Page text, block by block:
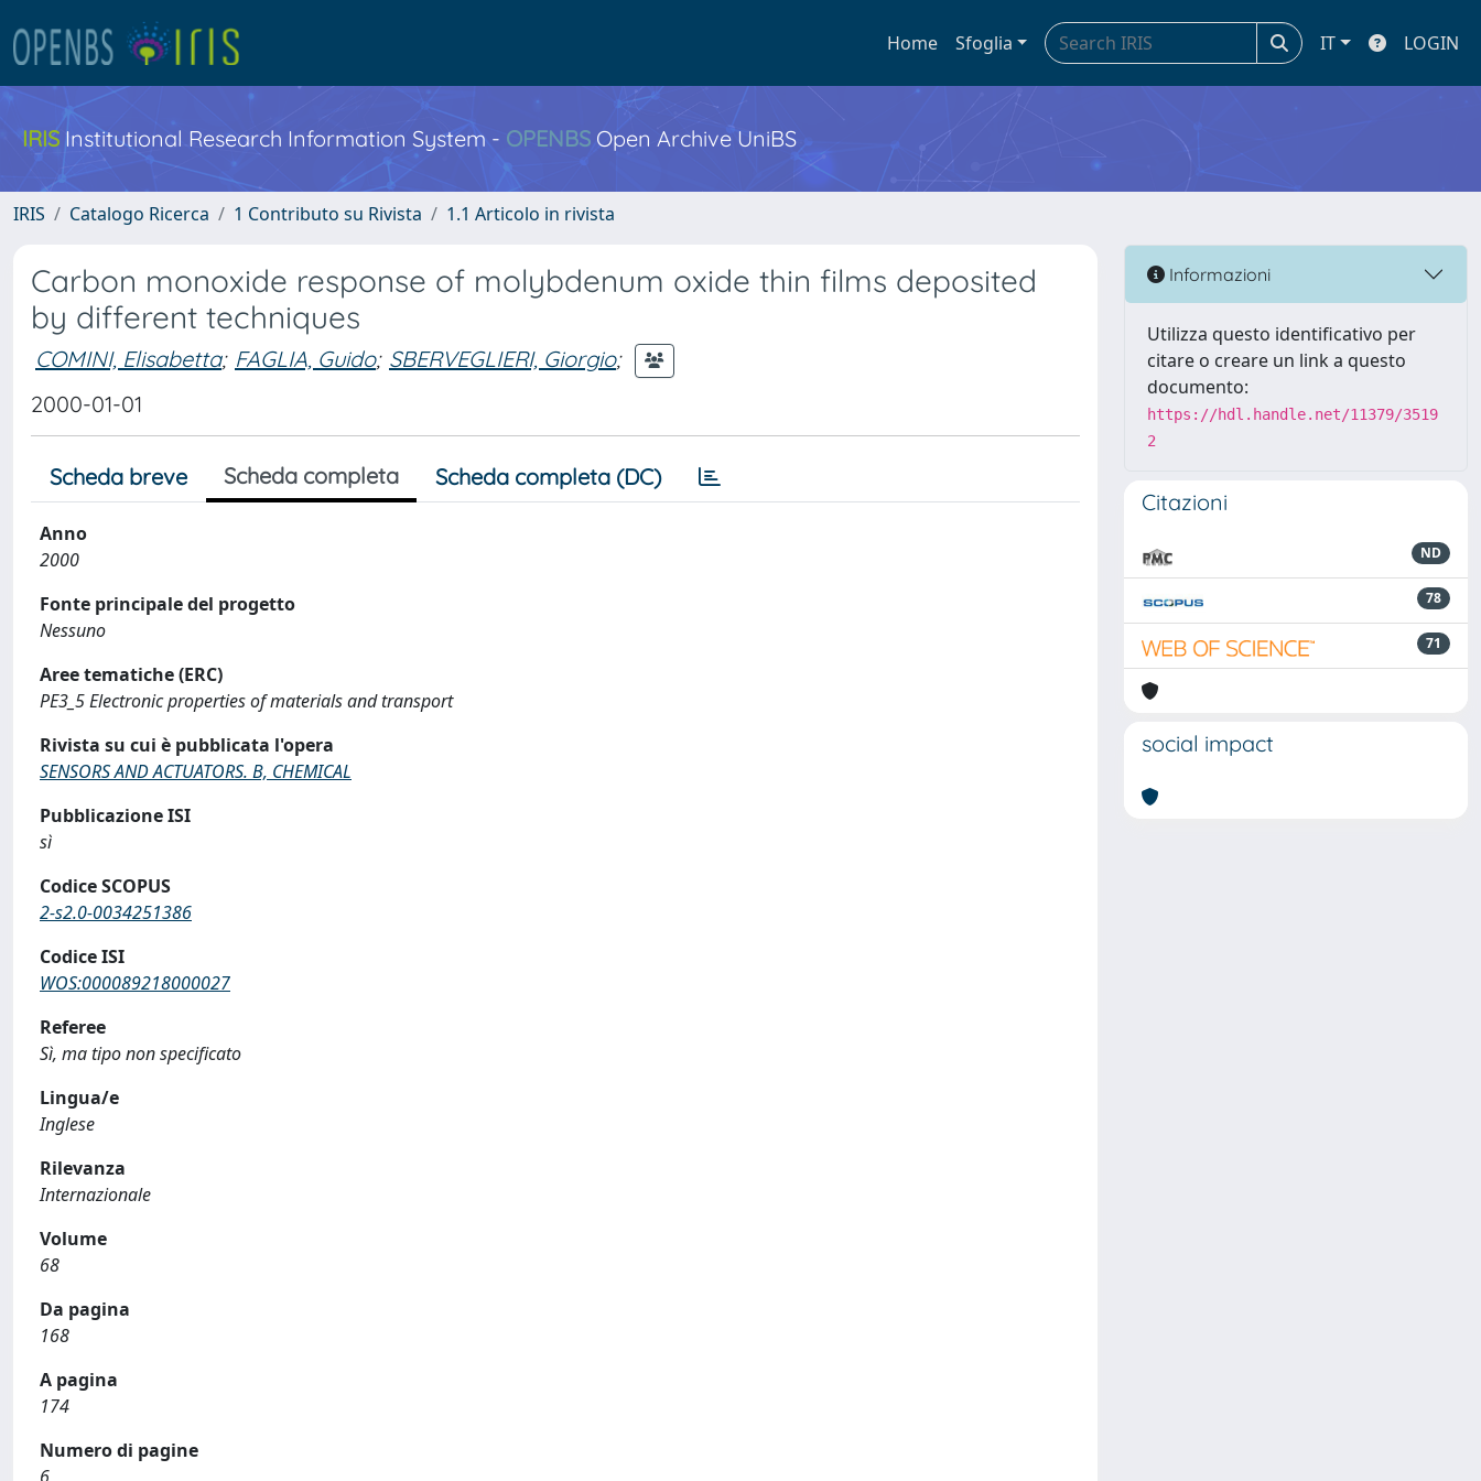
Home Sfoglia IT LOGIN
IRIS Institutional Research Information System - OPENBS Open Archive UniBS
IRIS Catalogo Ricerca 1 Contributo su Rivista 1.1 Articolo in rivista
Carbon monoxide response of molybdenum oxide thin films deposited
by different techniques
COMINI, Elisabetta; FAGLIA, Guido; SBERVEGLIERI, Giorgio;
2000-01-01
Scheda breve Scheda completa Scheda completa (DC)
Anno
2000
Fonte principale del progetto
Nessuno
Aree tematiche (ERC)
PE3_5 Electronic properties of materials and transport
Rivista su cui è pubblicata l'opera
SENSORS AND ACTUATORS. B, CHEMICAL
Pubblicazione ISI
sì
Codice SCOPUS
2-s2.0-0034251386
Codice ISI
WOS:000089218000027
Referee
Sì, ma tipo non specificato
Lingua/e
Inglese
Rilevanza
Internazionale
Volume
68
Da pagina
168
A pagina
174
Numero di pagine
Informazioni
Utilizza questo identificativo per
citare o creare un link a questo
documento:
https://hdl.handle.net/11379/3519
2
Citazioni
ND
78
71
social impact